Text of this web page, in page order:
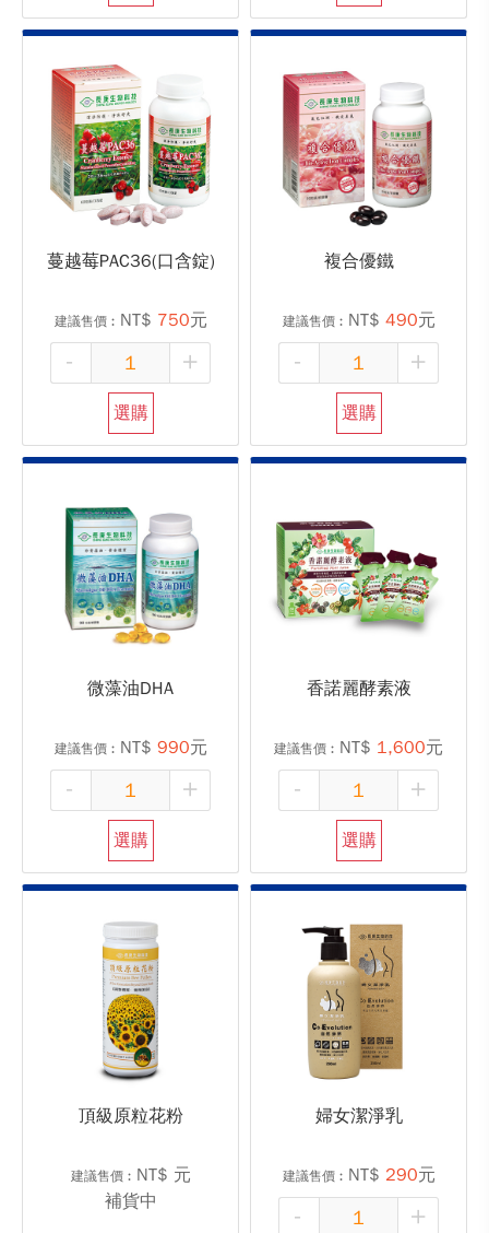
蔓越莓PAC36(口含錠)
建議售價︰ NT$ 750元
- +
選購
複合優鐵
建議售價︰ NT$ 490元
- +
選購
微藻油DHA
建議售價︰ NT$ 990元
- +
選購
香諾麗酵素液
建議售價︰ NT$ 1,600元
- +
選購
頂級原粒花粉
建議售價︰ NT$ 元
補貨中
婦女潔淨乳
建議售價︰ NT$ 290元
- +